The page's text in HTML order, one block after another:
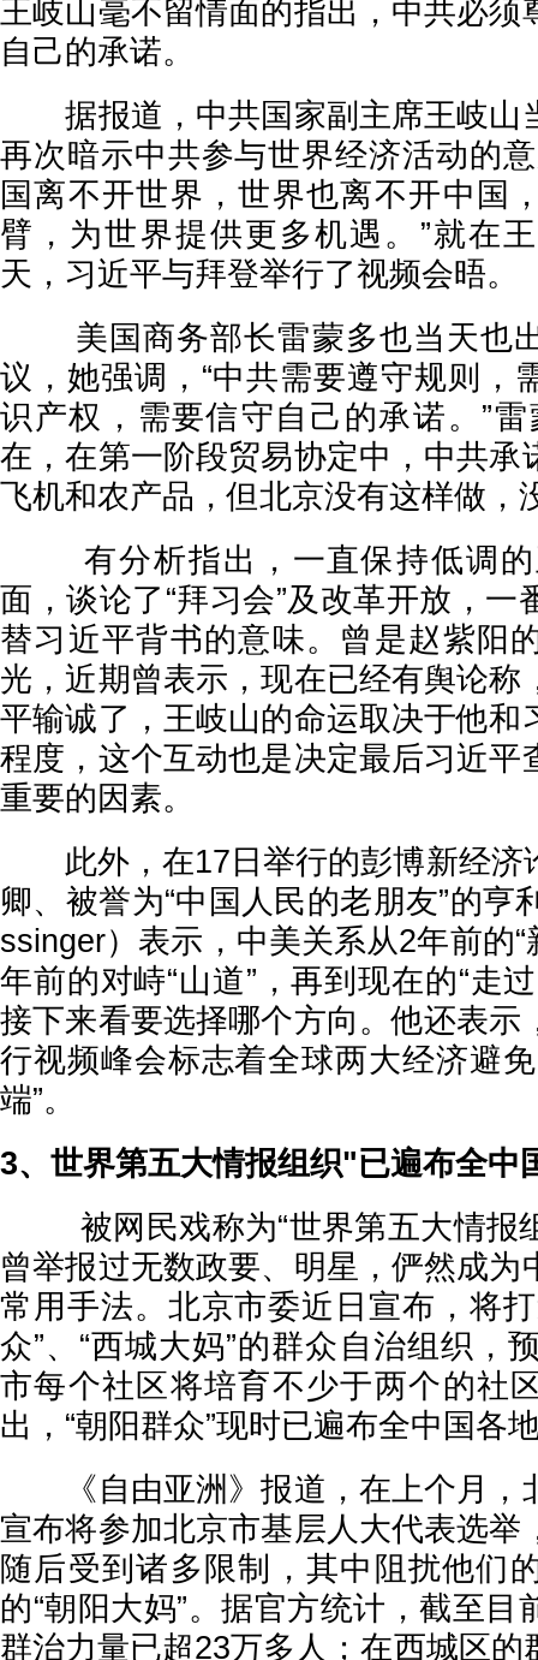
王岐山毫不留情面的指出，中共必须
自己的承诺。
据报道，中共国家副主席王岐山
再次暗示中共参与世界经济活动的
国离不开世界，世界也离不开中国
臂，为世界提供更多机遇。”就在
天，习近平与拜登举行了视频会晤。
美国商务部长雷蒙多也当天也
议，她强调，“中共需要遵守规则，
识产权，需要信守自己的承诺。”
在，在第一阶段贸易协定中，中共承
飞机和农产品，但北京没有这样做，
有分析指出，一直保持低调的
面，谈论了“拜习会”及改革开放，一
替习近平背书的意味。曾是赵紫阳
光，近期曾表示，现在已经有舆论称
平输诚了，王岐山的命运取决于他和
程度，这个互动也是决定最后习近平
重要的因素。
此外，在17日举行的彭博新经济
卿、被誉为“中国人民的老朋友”的亨
ssinger）表示，中美关系从2年前的“
年前的对峙“山道”，再到现在的“走
接下来看要选择哪个方向。他还表示
行视频峰会标志着全球两大经济避
端”。
3、世界第五大情报组织"已遍布全中
被网民戏称为“世界第五大情报组
曾举报过无数政要、明星，俨然成为
常用手法。北京市委近日宣布，将
众”、“西城大妈”的群众自治组织，
市每个社区将培育不少于两个的社
出，“朝阳群众”现时已遍布全中国各
《自由亚洲》报道，在上个月，
宣布将参加北京市基层人大代表选举
随后受到诸多限制，其中阻扰他们
的“朝阳大妈”。据官方统计，截至目
群治力量已超23万多人；在西城区的